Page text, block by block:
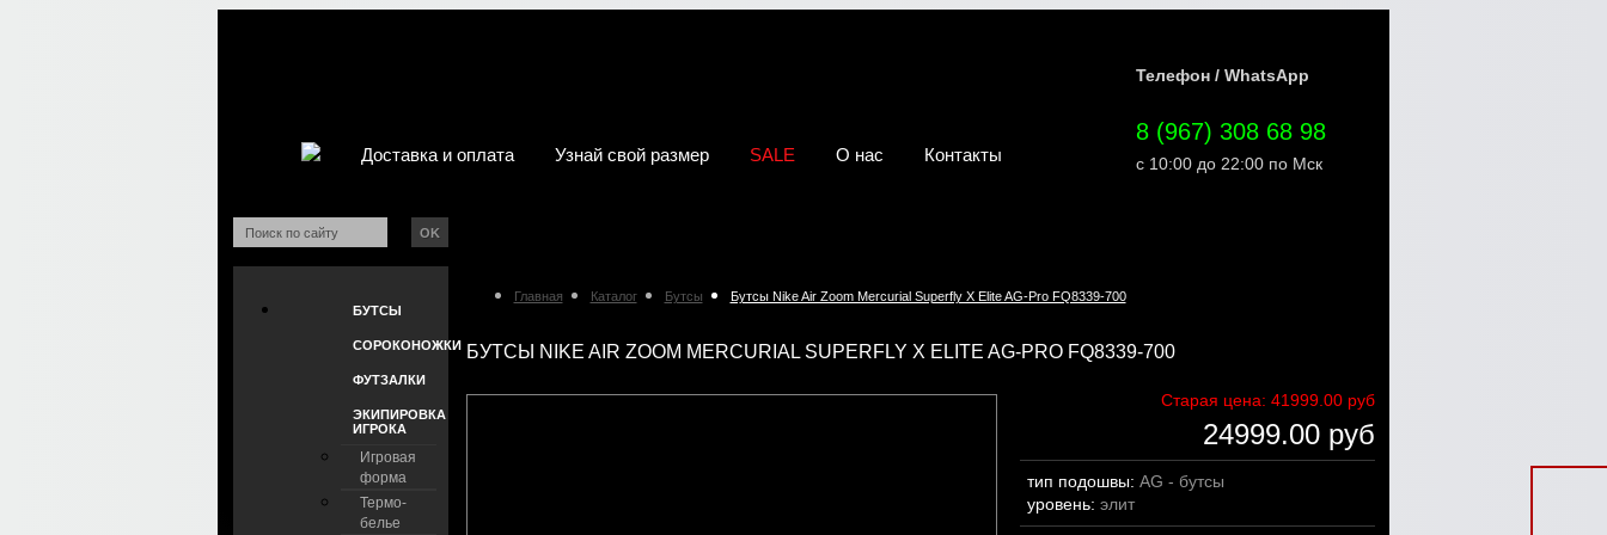
Телефон / WhatsApp
8 (967) 308 68 98
с 10:00 до 22:00 по Мск
Доставка и оплата Узнай свой размер SALE О нас Контакты
OK
БУТСЫ
СОРОКОНОЖКИ
ФУТЗАЛКИ
ЭКИПИРОВКА
ИГРОКА
Игровая
форма
Термо-
белье
Главная Каталог Бутсы Бутсы Nike Air Zoom Mercurial Superfly X Elite AG-Pro FQ8339-700
БУТСЫ NIKE AIR ZOOM MERCURIAL SUPERFLY X ELITE AG-PRO FQ8339-700
Старая цена: 41999.00 руб
24999.00 руб
тип подошвы: AG - бутсы
уровень: элит